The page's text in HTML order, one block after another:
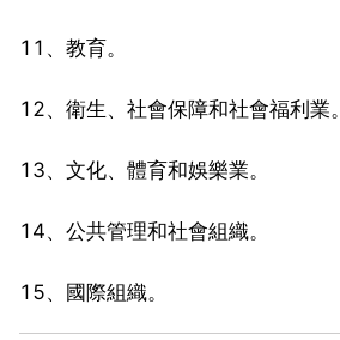
11、教育。
12、衛生、社會保障和社會福利業。
13、文化、體育和娛樂業。
14、公共管理和社會組織。
15、國際組織。